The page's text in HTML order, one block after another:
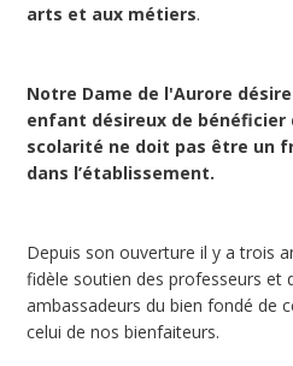
arts et aux métiers.
Notre Dame de l'Aurore
enfant désireux de
scolarité ne doit pas être un
dans l’établissement.
Depuis son ouverture il y a trois
fidèle soutien des professeurs et
ambassadeurs du bien fondé de
celui de nos bienfaiteurs.